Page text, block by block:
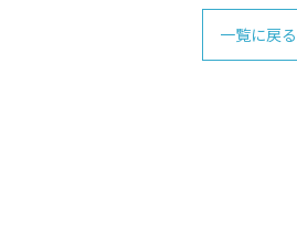
一覧に戻る